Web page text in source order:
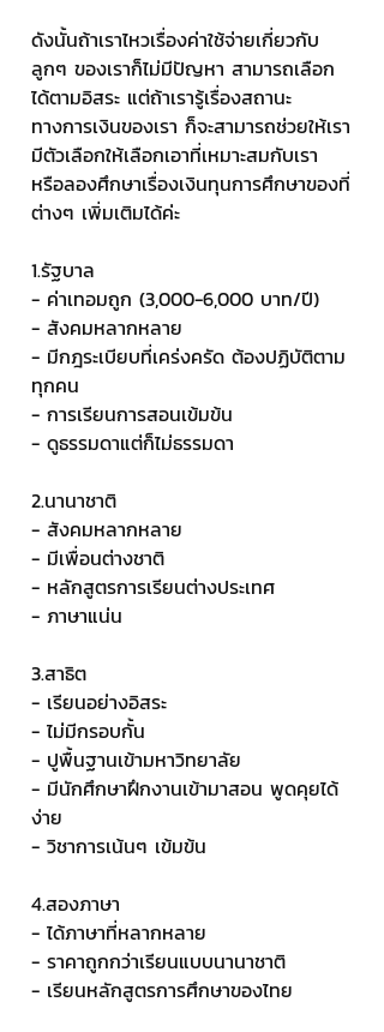
ดังนั้นถ้าเราไหวเรื่องค่าใช้จ่ายเกี่ยวกับ
ลูกๆ ของเราก็ไม่มีปัญหา สามารถเลือก
ได้ตามอิสระ แต่ถ้าเรารู้เรื่องสถานะ
ทางการเงินของเรา ก็จะสามารถช่วยให้เรา
มีตัวเลือกให้เลือกเอาที่เหมาะสมกับเรา
หรือลองศึกษาเรื่องเงินทุนการศึกษาของที่
ต่างๆ เพิ่มเติมได้ค่ะ
1.รัฐบาล
- ค่าเทอมถูก (3,000-6,000 บาท/ปี)
- สังคมหลากหลาย
- มีกฎระเบียบที่เคร่งครัด ต้องปฏิบัติตาม
ทุกคน
- การเรียนการสอนเข้มข้น
- ดูธรรมดาแต่ก็ไม่ธรรมดา
2.นานาชาติ
- สังคมหลากหลาย
- มีเพื่อนต่างชาติ
- หลักสูตรการเรียนต่างประเทศ
- ภาษาแน่น
3.สาธิต
- เรียนอย่างอิสระ
- ไม่มีกรอบกั้น
- ปูพื้นฐานเข้ามหาวิทยาลัย
- มีนักศึกษาฝึกงานเข้ามาสอน พูดคุยได้
ง่าย
- วิชาการเน้นๆ เข้มข้น
4.สองภาษา
- ได้ภาษาที่หลากหลาย
- ราคาถูกกว่าเรียนแบบนานาชาติ
- เรียนหลักสูตรการศึกษาของไทย